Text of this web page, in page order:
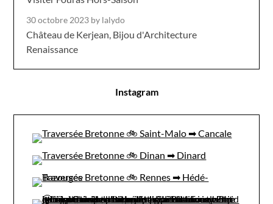
30 octobre 2023 by lalydo
Château de Kerjean, Bijou d'Architecture
Renaissance
Instagram